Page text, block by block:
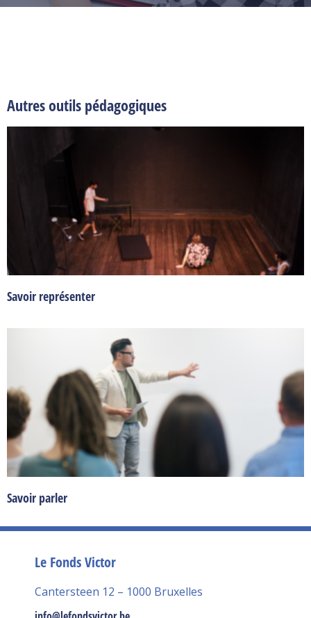
Autres outils pédagogiques
Savoir représenter
Savoir parler
Le Fonds Victor
Cantersteen 12 – 1000 Bruxelles